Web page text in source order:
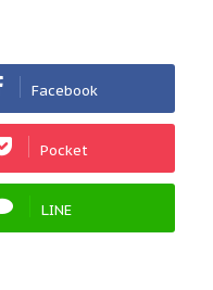
Facebook
Pocket
LINE